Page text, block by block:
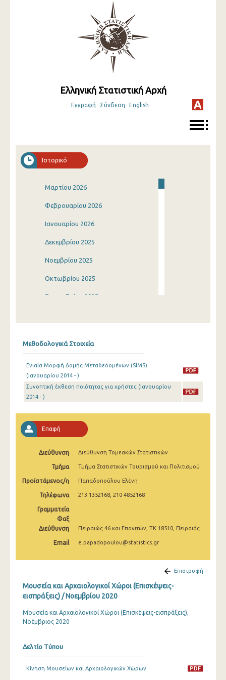
Ελληνική Στατιστική Αρχή
Εγγραφή Σύνδεση English
Ιστορικό
Μαρτίου 2026
Φεβρουαρίου 2026
Ιανουαρίου 2026
Δεκεμβρίου 2025
Νοεμβρίου 2025
Οκτωβρίου 2025
Σεπτεμβρίου 2025
Μαΐου 2025
Απριλίου 2025
Φεβρουαρίου 2025
Νοεμβρίου 2024
Οκτωβρίου 2024
Σεπτεμβρίου 2024
Αυγούστου 2024
Μαΐου 2024
Μαρτίου 2024
Φεβρουαρίου 2024
Μεθοδολογικά Στοιχεία
Ενιαία Μορφή Δομής Μεταδεδομένων (SIMS)
(Ιανουαρίου 2014 - )
Συνοπτική έκθεση ποιότητας για χρήστες (Ιανουαρίου
2014 - )
Επαφή
Διεύθυνση Διεύθυνση Τομεακών Στατιστικών
Τμήμα Τμήμα Στατιστικών Τουρισμού και Πολιτισμού
Προϊστάμενος/η Παπαδοπούλου Ελένη
Τηλέφωνα 213 1352168, 210 4852168
Γραμματεία
Φαξ
Διεύθυνση
Πειραιώς 46 και Επονιτών, ΤΚ 18510, Πειραιάς
Email e.papadopoulou@statistics.gr
Επιστροφή
Μουσεία και Αρχαιολογικοί Χώροι (Επισκέψεις-
εισπράξεις) / Νοεμβρίου 2020
Μουσεία και Αρχαιολογικοί Χώροι (Επισκέψεις-εισπράξεις),
Νοέμβριος 2020
Δελτίο Τύπου
Κίνηση Μουσείων και Αρχαιολογικών Χώρων